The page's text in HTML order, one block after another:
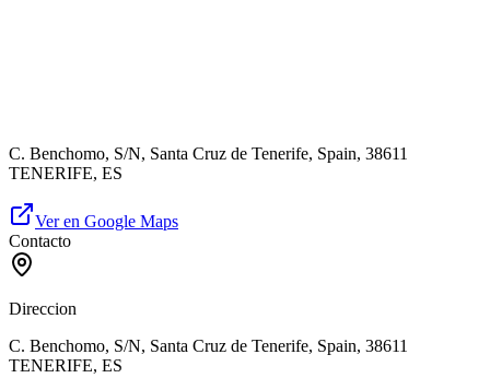
C. Benchomo, S/N, Santa Cruz de Tenerife, Spain, 38611
TENERIFE, ES
Ver en Google Maps
Contacto
Direccion
C. Benchomo, S/N, Santa Cruz de Tenerife, Spain, 38611
TENERIFE, ES